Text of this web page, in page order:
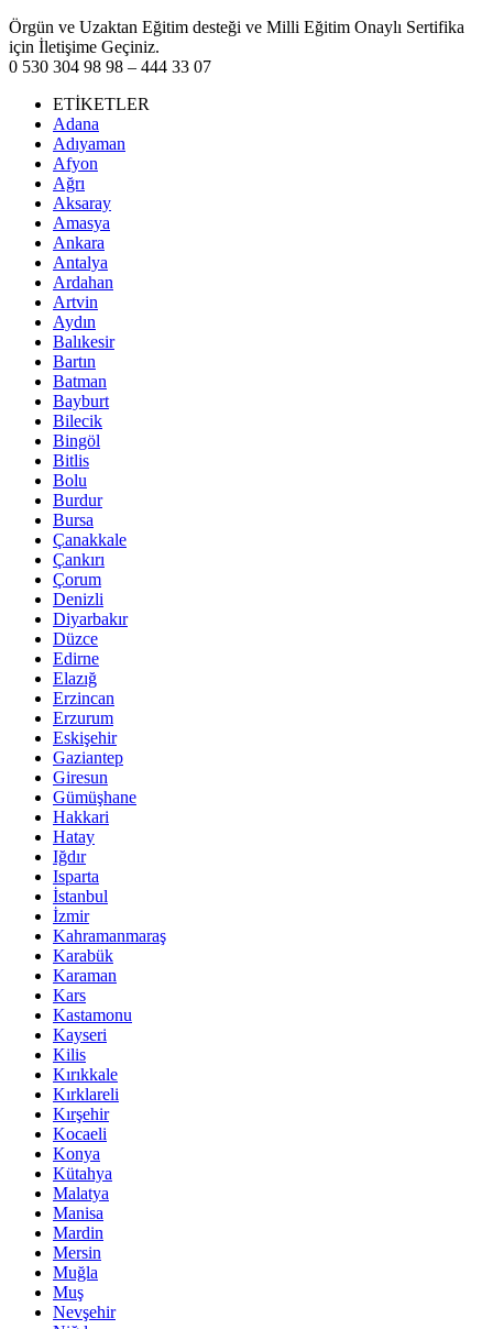
Örgün ve Uzaktan Eğitim desteği ve Milli Eğitim Onaylı Sertifika
için İletişime Geçiniz.
0 530 304 98 98 – 444 33 07
ETİKETLER
Adana
Adıyaman
Afyon
Ağrı
Aksaray
Amasya
Ankara
Antalya
Ardahan
Artvin
Aydın
Balıkesir
Bartın
Batman
Bayburt
Bilecik
Bingöl
Bitlis
Bolu
Burdur
Bursa
Çanakkale
Çankırı
Çorum
Denizli
Diyarbakır
Düzce
Edirne
Elazığ
Erzincan
Erzurum
Eskişehir
Gaziantep
Giresun
Gümüşhane
Hakkari
Hatay
Iğdır
Isparta
İstanbul
İzmir
Kahramanmaraş
Karabük
Karaman
Kars
Kastamonu
Kayseri
Kilis
Kırıkkale
Kırklareli
Kırşehir
Kocaeli
Konya
Kütahya
Malatya
Manisa
Mardin
Mersin
Muğla
Muş
Nevşehir